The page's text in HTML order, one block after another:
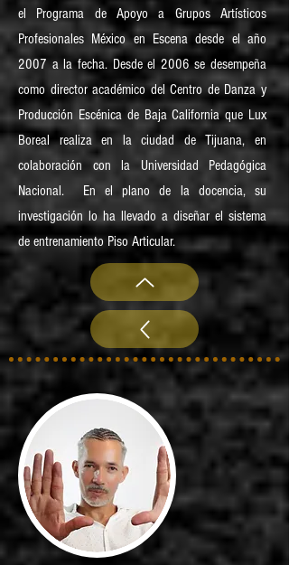
el Programa de Apoyo a Grupos Artísticos
Profesionales México en Escena desde el año
2007 a la fecha. Desde el 2006 se desempeña
como director académico del Centro de Danza y
Producción Escénica de Baja California que Lux
Boreal realiza en la ciudad de Tijuana, en
colaboración con la Universidad Pedagógica
Nacional. En el plano de la docencia, su
investigación lo ha llevado a diseñar el sistema
de entrenamiento Piso Articular.